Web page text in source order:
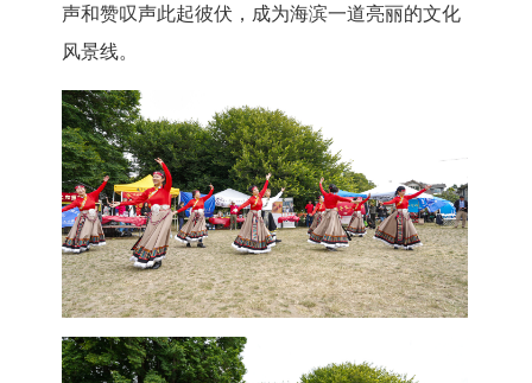
声和赞叹声此起彼伏，成为海滨一道亮丽的文化
风景线。